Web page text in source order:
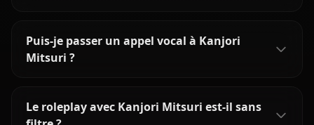
Puis-je passer un appel vocal à Kanjori
Mitsuri ?
Le roleplay avec Kanjori Mitsuri est-il sans